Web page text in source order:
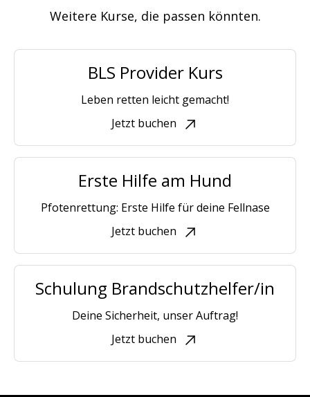
Weitere Kurse, die passen könnten.
BLS Provider Kurs
Leben retten leicht gemacht!
Jetzt buchen
Erste Hilfe am Hund
Pfotenrettung: Erste Hilfe für deine Fellnase
Jetzt buchen
Schulung Brandschutzhelfer/in
Deine Sicherheit, unser Auftrag!
Jetzt buchen